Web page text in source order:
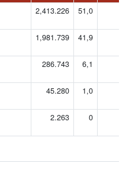
2,413.226 51,0
1,981.739 41,9
286.743 6,1
45.280 1,0
2.263 0